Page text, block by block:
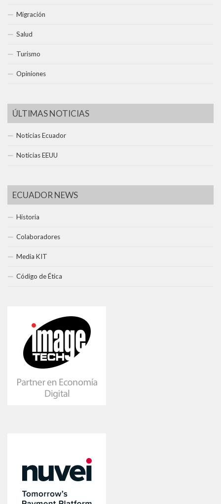
Migración
Salud
Turismo
Opiniones
ÚLTIMAS NOTICIAS
Noticias Ecuador
Noticias EEUU
ECUADOR NEWS
Historia
Colaboradores
Media KIT
Código de Ética